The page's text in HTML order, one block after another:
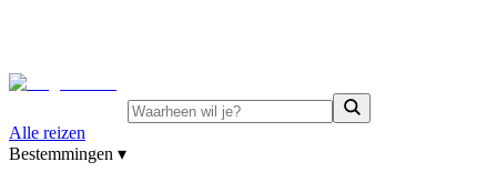
Alle reizen
Bestemmingen ▾